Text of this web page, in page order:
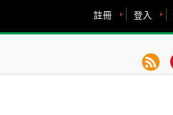
登入
註冊